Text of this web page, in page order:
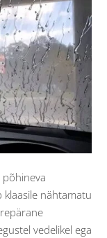
klaasile nähtamatu
vedelikel ega